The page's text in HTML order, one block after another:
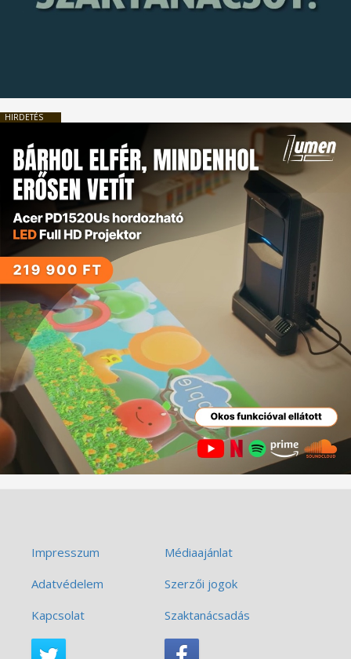
HIRDETÉS
Impresszum
Médiaajánlat
Adatvédelem
Szerzői jogok
Kapcsolat
Szaktanácsadás